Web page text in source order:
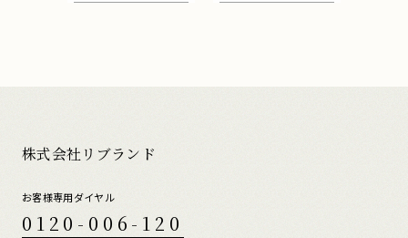
株式会社リブランド
お客様専用ダイヤル
0120-006-120